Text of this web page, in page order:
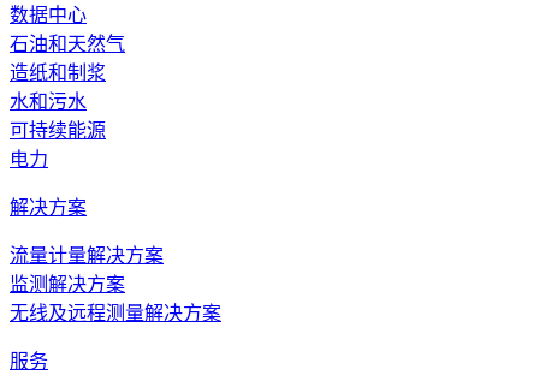
数据中心
石油和天然气
造纸和制浆
水和污水
可持续能源
电力
解决方案
流量计量解决方案
监测解决方案
无线及远程测量解决方案
服务